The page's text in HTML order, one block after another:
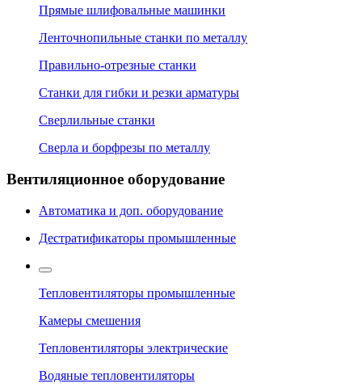
Прямые шлифовальные машинки
Ленточнопильные станки по металлу
Правильно-отрезные станки
Станки для гибки и резки арматуры
Сверлильные станки
Сверла и борфрезы по металлу
Вентиляционное оборудование
Автоматика и доп. оборудование
Дестратификаторы промышленные
Тепловентиляторы промышленные
Камеры смешения
Тепловентиляторы электрические
Водяные тепловентиляторы